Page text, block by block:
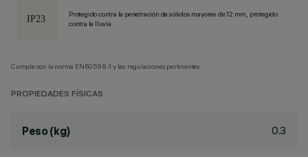
Protegido contra la penetración de sólidos mayores de 12 mm, protegido
contra la lluvia.
Cumple con la norma EN60598-1 y las regulaciones pertinentes.
PROPIEDADES FÍSICAS
Peso (kg) 0.3